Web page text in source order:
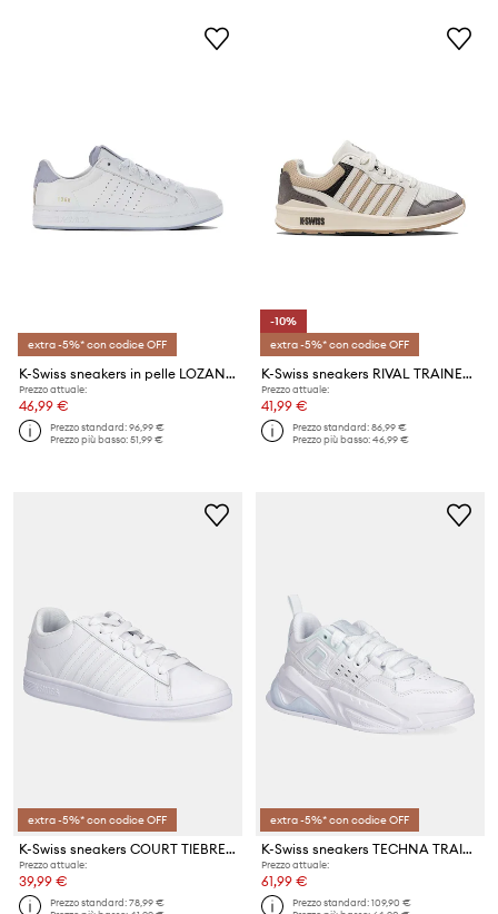
extra -5%* con codice OFF
K-Swiss sneakers in pelle LOZAN KLUB LTH
Prezzo attuale:
46,99 €
Prezzo standard:96,99 €
Prezzo più basso:51,99 €
-10%
extra -5%* con codice OFF
K-Swiss sneakers RIVAL TRAINER T
Prezzo attuale:
41,99 €
Prezzo standard:86,99 €
Prezzo più basso:46,99 €
extra -5%* con codice OFF
K-Swiss sneakers COURT TIEBREAK II
Prezzo attuale:
39,99 €
Prezzo standard:78,99 €
extra -5%* con codice OFF
K-Swiss sneakers TECHNA TRAINER
Prezzo attuale:
61,99 €
Prezzo standard:109,90 €